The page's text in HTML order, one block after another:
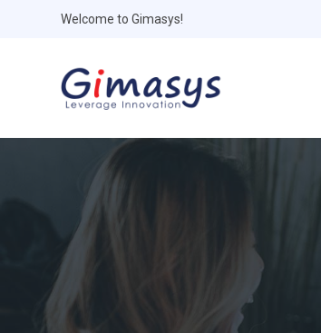
Welcome to Gimasys!